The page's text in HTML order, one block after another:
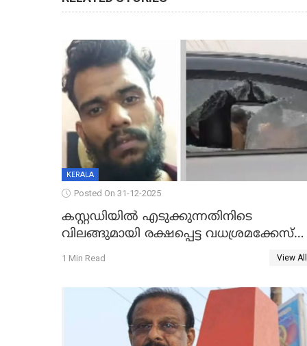
KERALA
Posted On 31-12-2025
കസ്റ്റഡിയിൽ എടുക്കുന്നതിനിടെ
വിലങ്ങുമായി രക്ഷപ്പെട്ട വധശ്രമക്കേസ്
പ്രതി പിടിയിൽ
1 Min Read View All